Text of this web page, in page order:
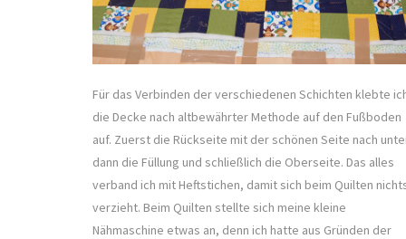
Für das Verbinden der verschiedenen Schichten klebte
die Decke nach altbewährter Methode auf den Fußboden
auf. Zuerst die Rückseite mit der schönen Seite nach
dann die Füllung und schließlich die Oberseite. Das alles
verband ich mit Heftstichen, damit sich beim Quilten
verzieht. Beim Quilten stellte sich meine kleine
Nähmaschine etwas an, denn ich hatte aus Gründen der